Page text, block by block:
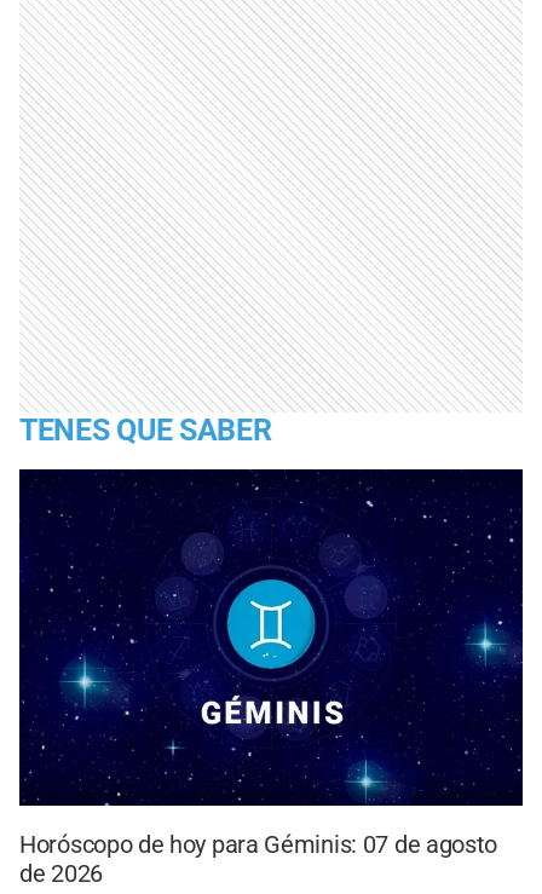
TENES QUE SABER
Horóscopo de hoy para Géminis: 07 de agosto
de 2026